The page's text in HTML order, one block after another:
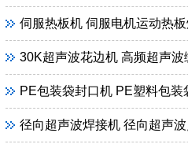
伺服热板机 伺服电机运动热
30K超声波花边机 高频超声波
PE包装袋封口机 PE塑料包装袋超声
径向超声波焊接机 径向超声波点焊机